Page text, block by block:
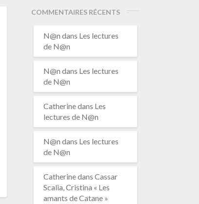
COMMENTAIRES RÉCENTS
N@n dans Les lectures
de N@n
N@n dans Les lectures
de N@n
Catherinedans Les
lectures de N@n
N@n dans Les lectures
de N@n
Catherinedans Cassar
Scalia, Cristina « Les
amants de Catane »